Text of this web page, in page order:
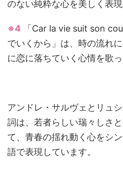
のない純粋な心を美しく表現
※4 「Car la vie suit son
でいくから」は、時の流れ
に恋に落ちていく心情を歌っ
アンドレ・サルヴェとリュ
詞は、若者らしい瑞々しさ
て、青春の揺れ動く心をシ
語で表現しています。